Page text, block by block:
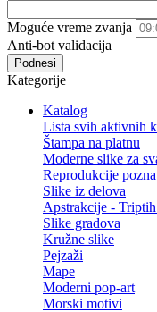
Moguće vreme zvanja
Anti-bot validacija
Podnesi
Kategorije
Katalog
Lista svih aktivnih
Štampa na platnu
Moderne slike za
Reprodukcije
Slike iz delova
Apstrakcije -
Slike gradova
Kružne slike
Pejzaži
Mape
Moderni pop-art
Morski motivi